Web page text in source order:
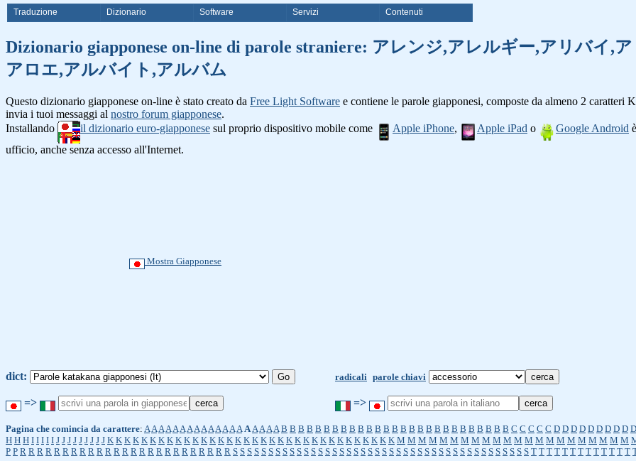
Traduzione Dizionario Software Servizi Contenuti
Dizionario giapponese on-line di parole straniere: アレンジ,アレルギー,アリバイ,
アロエ,アルバイト,アルバム
Questo dizionario giapponese on-line è stato creato da Free Light Software e contiene le parole giapponesi, composte da almeno 2 caratteri
invia i tuoi messaggi al nostro forum giapponese.
Installando
il dizionario euro-giapponese sul proprio dispositivo mobile come Apple iPhone, Apple iPad o Google Android
ufficio, anche senza accesso all'Internet.
Mostra Giapponese
dict: radicali parole chiavi
=> =>
Pagina che comincia da carattere: A A A A A A A A A A A A A A A A A A A B B B B B B B B B B B B B B B B B B B B B B B B B B B C C C C C D D D D D D D D D D
H H H I I I I I J J J J J J J J J K K K K K K K K K K K K K K K K K K K K K K K K K K K K K K K K K K M M M M M M M M M M M M M M M M M M M M M M
P P R R R R R R R R R R R R R R R R R R R R R R R R R S S S S S S S S S S S S S S S S S S S S S S S S S S S S S S S S S S S S S S S S S S T T T T T T T T T T T T T